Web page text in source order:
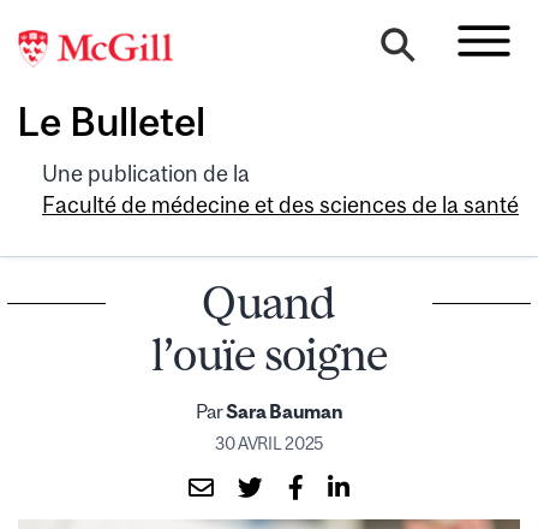
Le Bulletel
Une publication de la
Faculté de médecine et des sciences de la santé
Quand
l’ouïe soigne
ParSara Bauman
30 AVRIL 2025